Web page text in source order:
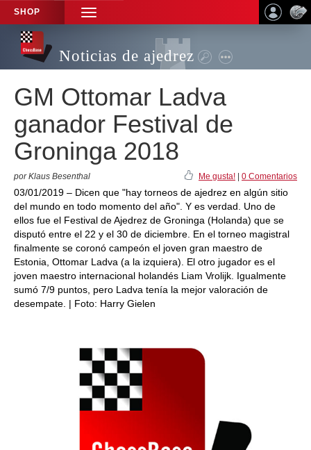
SHOP
TOGGLE
NAVIGATION
Noticias de ajedrez
GM Ottomar Ladva
ganador Festival de
Groninga 2018
por Klaus Besenthal Me gusta! 0 Comentarios
03/01/2019 – Dicen que "hay torneos de ajedrez en algún sitio
del mundo en todo momento del año". Y es verdad. Uno de
ellos fue el Festival de Ajedrez de Groninga (Holanda) que se
disputó entre el 22 y el 30 de diciembre. En el torneo magistral
finalmente se coronó campeón el joven gran maestro de
Estonia, Ottomar Ladva (a la izquiera). El otro jugador es el
joven maestro internacional holandés Liam Vrolijk. Igualmente
sumó 7/9 puntos, pero Ladva tenía la mejor valoración de
desempate. | Foto: Harry Gielen